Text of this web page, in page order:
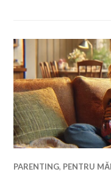
PARENTING, PENTRU